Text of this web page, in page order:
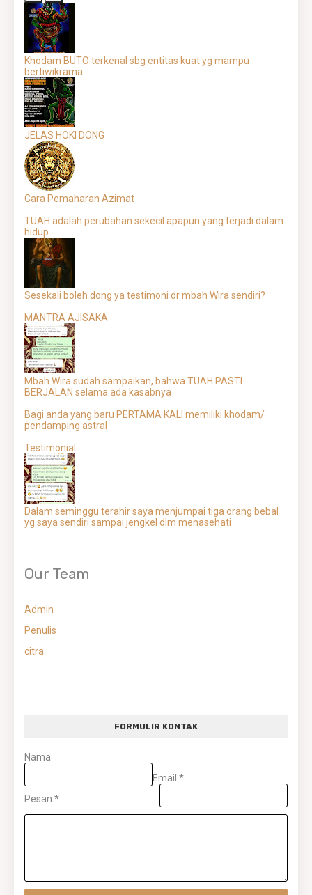
Khodam BUTO terkenal sbg entitas kuat yg mampu
bertiwikrama
JELAS HOKI DONG
Cara Pemaharan Azimat
TUAH adalah perubahan sekecil apapun yang terjadi dalam
hidup
Sesekali boleh dong ya testimoni dr mbah Wira sendiri?
MANTRA AJISAKA
Mbah Wira sudah sampaikan, bahwa TUAH PASTI
BERJALAN selama ada kasabnya
Bagi anda yang baru PERTAMA KALI memiliki khodam/
pendamping astral
Testimonial
Dalam seminggu terahir saya menjumpai tiga orang bebal
yg saya sendiri sampai jengkel dlm menasehati
Our Team
Admin
Penulis
citra
FORMULIR KONTAK
Nama
Email *
Pesan *